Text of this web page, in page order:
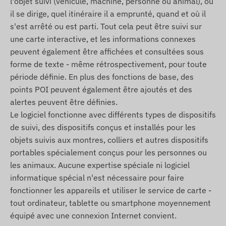
Palestine, Paraguay, Pérou, Philippines, Pologne,
Portugal, Roumanie, Russie, Saint-Kitts-et-Nevis,
Sainte-Lucie, Saint-Vincent-et-les-Grenadines,
Serbie, Slovaquie, Slovénie, Afrique du Sud,
Espagne, Sri Lanka, Suède, Suisse, Thaïlande,
Tunisie, Turquie, Îles Turques-et-Caïques, Ukraine,
Émirats arabes unis, États-Unis, Vietnam.
Fonctionnalités et caractéristiques
Compatibilité avec plusieurs systèmes
satellitaires (GPS, BEIDOU)
Communication entre l'appareil et le
propriétaire via les réseaux GSM 2G et 4G avec
une carte micro SIM
Réglages de fonctionnement et consultation de
la position via un logiciel
Intervalle de mesure de la position configurable
il se dirige, quel itinéraire il a emprunté, quand et où il
s'est arrêté ou est parti. Tout cela peut être suivi sur
une carte interactive, et les informations connexes
peuvent également être affichées et consultées sous
forme de texte - même rétrospectivement, pour toute
période définie. En plus des fonctions de base, des
points POI peuvent également être ajoutés et des
alertes peuvent être définies.
Le logiciel fonctionne avec différents types de dispositifs
de suivi, des dispositifs conçus et installés pour les
objets suivis aux montres, colliers et autres dispositifs
portables spécialement conçus pour les personnes ou
les animaux. Aucune expertise spéciale ni logiciel
informatique spécial n'est nécessaire pour faire
fonctionner les appareils et utiliser le service de carte -
tout ordinateur, tablette ou smartphone moyennement
équipé avec une connexion Internet convient.